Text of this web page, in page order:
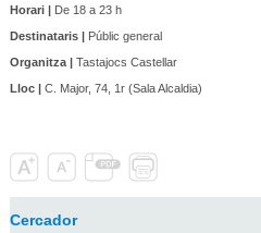
Horari |De 18 a 23 h
Destinataris |Públic general
Organitza |Tastajocs Castellar
Lloc |C. Major, 74, 1r (Sala Alcaldia)
Cercador